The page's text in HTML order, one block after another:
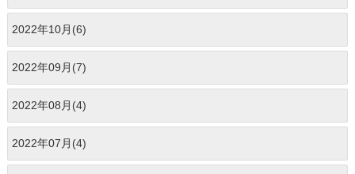
2022年10月(6)
2022年09月(7)
2022年08月(4)
2022年07月(4)